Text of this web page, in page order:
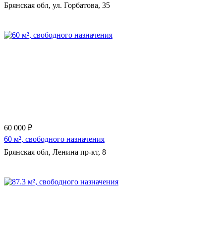
Брянская обл, ул. Горбатова, 35
60 000 ₽
60 м², свободного назначения
Брянская обл, Ленина пр-кт, 8